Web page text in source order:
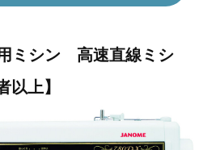
ミシン 高速直線ミシ
上】